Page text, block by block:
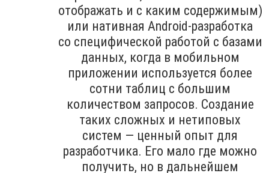
отображать и с каким содержимым)
или нативная Android-разработка
со специфической работой с базами
данных, когда в мобильном
приложении используется более
сотни таблиц с большим
количеством запросов. Создание
таких сложных и нетиповых
систем — ценный опыт для
разработчика. Его мало где можно
получить, но в дальнейшем